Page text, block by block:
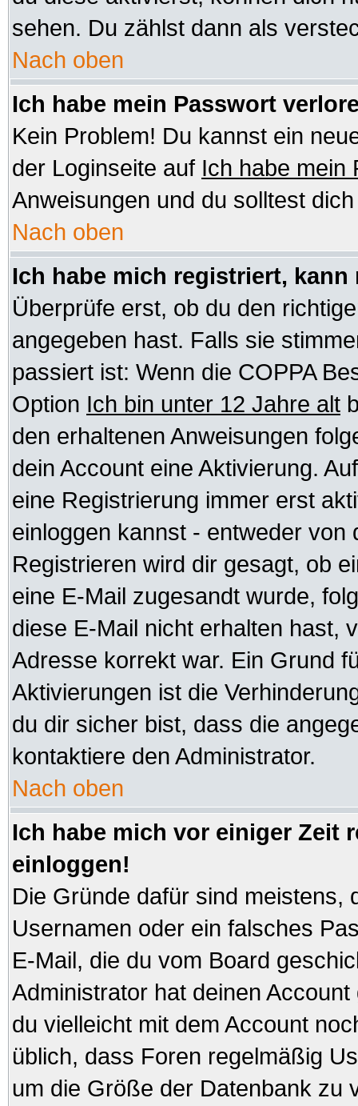
sehen. Du zählst dann als
Nach oben
Ich habe mein Passwort
Kein Problem! Du kannst ein
der Loginseite auf Ich habe mein
Anweisungen und du solltest
Nach oben
Ich habe mich registriert,
Überprüfe erst, ob du den
angegeben hast. Falls sie
passiert ist: Wenn die COPPA
Option Ich bin unter 12 Jahre alt
den erhaltenen Anweisungen
dein Account eine Aktivierung.
eine Registrierung immer erst
einloggen kannst - entweder von
Registrieren wird dir gesagt, ob
eine E-Mail zugesandt wurde,
diese E-Mail nicht erhalten hast,
Adresse korrekt war. Ein Grund
Aktivierungen ist die
du dir sicher bist, dass die
kontaktiere den Administrator.
Nach oben
Ich habe mich vor einiger Zeit
einloggen!
Die Gründe dafür sind meistens,
Usernamen oder ein falsches
E-Mail, die du vom Board
Administrator hat deinen
du vielleicht mit dem Account
üblich, dass Foren regelmäßig
um die Größe der Datenbank zu